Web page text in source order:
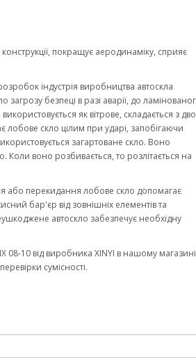
покращує аеродинаміку, сприяє
індустрія виробництва автоскла
безпеці в разі аварії, до
як вітрове, складається з
лобове скло цілим при ударі, запобігаючи
загартоване скло. Воно
Коли воно розбивається, то розлітається на
або перекидання лобове скло допомагає
бар'єр від зовнішніх елементів та
автоскло забезпечує необхідну
10 від виробника XINYI в нашому
сумісності.